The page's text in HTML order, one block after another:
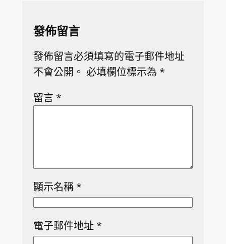
發佈留言
發佈留言必須填寫的電子郵件地址
不會公開。 必填欄位標示為 *
留言 *
顯示名稱 *
電子郵件地址 *